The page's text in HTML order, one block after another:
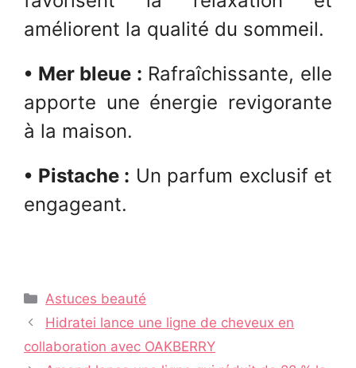
améliorent la qualité du sommeil.
• Mer bleue : Rafraîchissante, elle
apporte une énergie revigorante
à la maison.
• Pistache : Un parfum exclusif et
engageant.
Catégories
Astuces beauté
Navigation
des
Hidratei lance une ligne de cheveux en
collaboration avec OAKBERRY